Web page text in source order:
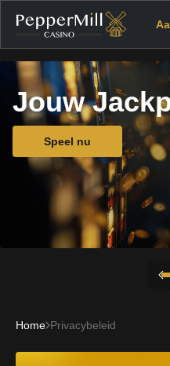
Jouw
Speel nu
Home Privacybeleid